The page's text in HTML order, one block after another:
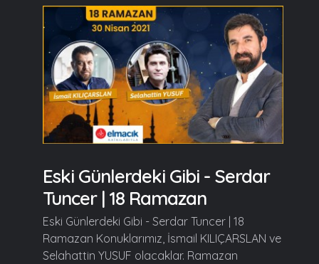
Eski Günlerdeki Gibi - Serdar
Tuncer | 18 Ramazan
Eski Günlerdeki Gibi - Serdar Tuncer | 18
Ramazan Konuklarımız, İsmail KILIÇARSLAN ve
Selahattin YUSUF olacaklar. Ramazan